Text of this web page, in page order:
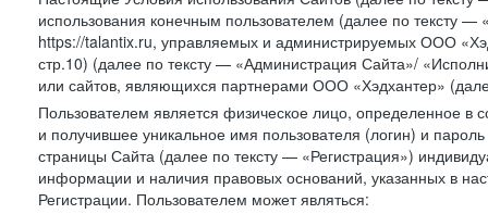
использования конечным пользователем (далее по тексту
https://talantix.ru, управляемых и администрируемых ООО
стр.10) (далее по тексту — «Администрация Сайта»/
или сайтов, являющихся партнерами ООО «Хэдхантер»
Пользователем является физическое лицо, определенное в
и получившее уникальное имя пользователя (логин) и
страницы Сайта (далее по тексту — «Регистрация»)
информации и наличия правовых оснований, указанных в
Регистрации. Пользователем может являться: